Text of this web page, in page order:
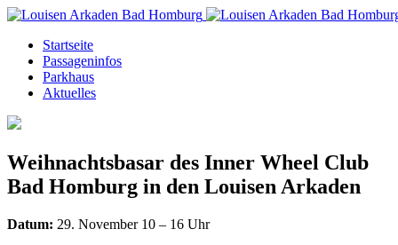
Startseite
Passageninfos
Parkhaus
Aktuelles
Weihnachtsbasar des Inner Wheel Club
Bad Homburg in den Louisen Arkaden
Datum: 29. November 10 – 16 Uhr